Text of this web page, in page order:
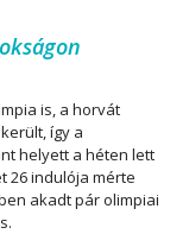
is, a horvát
így a
helyett a héten lett
26 indulója mérte
akadt pár olimpiai